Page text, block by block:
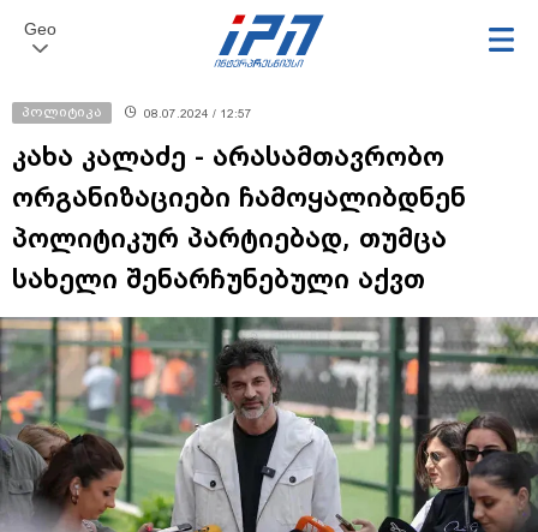
Geo
პოლიტიკა 08.07.2024 / 12:57
კახა კალაძე - არასამთავრობო
ორგანიზაციები ჩამოყალიბდნენ
პოლიტიკურ პარტიებად, თუმცა
სახელი შენარჩუნებული აქვთ